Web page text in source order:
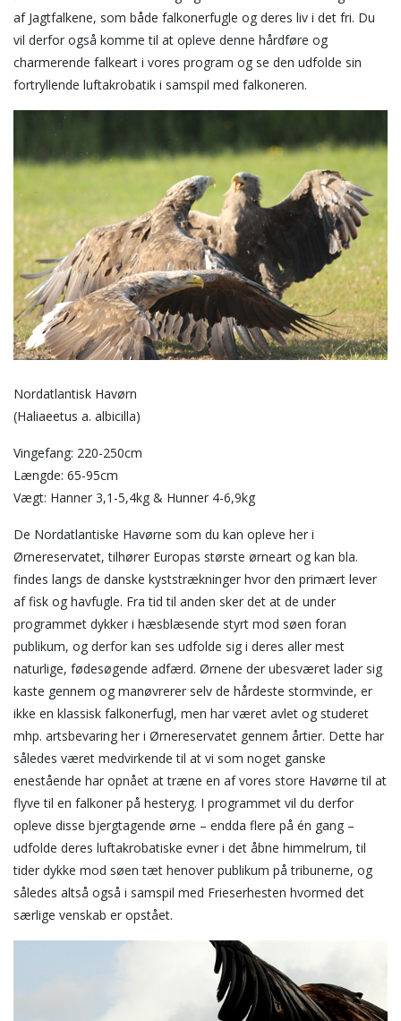
af Jagtfalkene, som både falkonerfugle og deres liv i det fri. Du
vil derfor også komme til at opleve denne hårdføre og
charmerende falkeart i vores program og se den udfolde sin
fortryllende luftakrobatik i samspil med falkoneren.
Nordatlantisk Havørn
(Haliaeetus a. albicilla)
Vingefang: 220-250cm
Længde: 65-95cm
Vægt: Hanner 3,1-5,4kg & Hunner 4-6,9kg
De Nordatlantiske Havørne som du kan opleve her i
Ørnereservatet, tilhører Europas største ørneart og kan bla.
findes langs de danske kyststrækninger hvor den primært lever
af fisk og havfugle. Fra tid til anden sker det at de under
programmet dykker i hæsblæsende styrt mod søen foran
publikum, og derfor kan ses udfolde sig i deres aller mest
naturlige, fødesøgende adfærd. Ørnene der ubesværet lader sig
kaste gennem og manøvrerer selv de hårdeste stormvinde, er
ikke en klassisk falkonerfugl, men har været avlet og studeret
mhp. artsbevaring her i Ørnereservatet gennem årtier. Dette har
således været medvirkende til at vi som noget ganske
enestående har opnået at træne en af vores store Havørne til at
flyve til en falkoner på hesteryg. I programmet vil du derfor
opleve disse bjergtagende ørne – endda flere på én gang –
udfolde deres luftakrobatiske evner i det åbne himmelrum, til
tider dykke mod søen tæt henover publikum på tribunerne, og
således altså også i samspil med Frieserhesten hvormed det
særlige venskab er opstået.